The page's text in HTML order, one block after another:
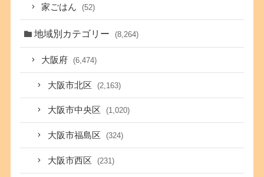
家ごはん (52)
地域別カテゴリー (8,264)
大阪府 (6,474)
大阪市北区 (2,163)
大阪市中央区 (1,020)
大阪市福島区 (324)
大阪市西区 (231)